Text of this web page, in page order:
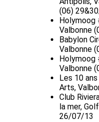
(06)
Holymoog
Valbonne
Babylon
Valbonne
Holymoog
Valbonne
Les 10
Arts,
Club
la mer,
26/07/13